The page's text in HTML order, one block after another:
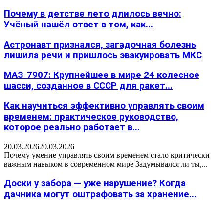
Почему в детстве лето длилось вечно:
Учёный нашёл ответ в том, как...
Астронавт признался, загадочная болезнь
лишила речи и пришлось эвакуировать МКС
МАЗ-7907: Крупнейшее в мире 24 колесное
шасси, созданное в СССР для ракет...
Как научиться эффективно управлять своим
временем: практическое руководство,
которое реально работает в...
20.03.202620.03.2026
Почему умение управлять своим временем стало критически
важным навыком в современном мире Задумывался ли ты,...
Доски у забора — уже нарушение? Когда
дачника могут оштрафовать за хранение...